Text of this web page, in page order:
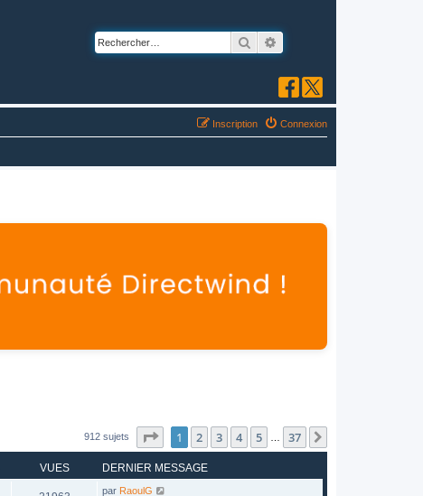
Rechercher
Connexion
Inscription
912 sujets Page sur37
1 2 3 4 5 37
VUES DERNIER MESSAGE
par RaoulG